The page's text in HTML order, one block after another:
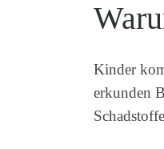
Kinder
erkunden